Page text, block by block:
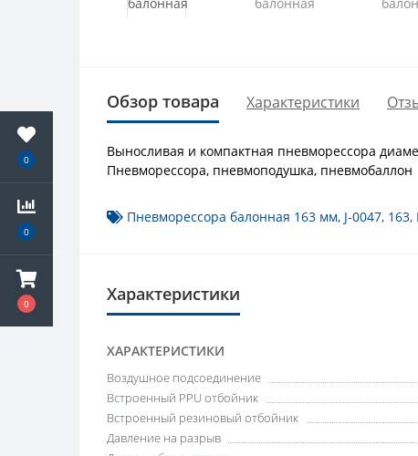
0
0
0
Обзор товара Характеристики
Выносливая и компактная пневморессора
Пневморессора, пневмоподушка, пневмобаллон
Пневморессора балонная 163 мм, J-0047, 163,
Характеристики
ХАРАКТЕРИСТИКИ
Воздушное подсоединение
Встроенный PPU отбойник
Встроенный резиновый отбойник
Давление на разрыв